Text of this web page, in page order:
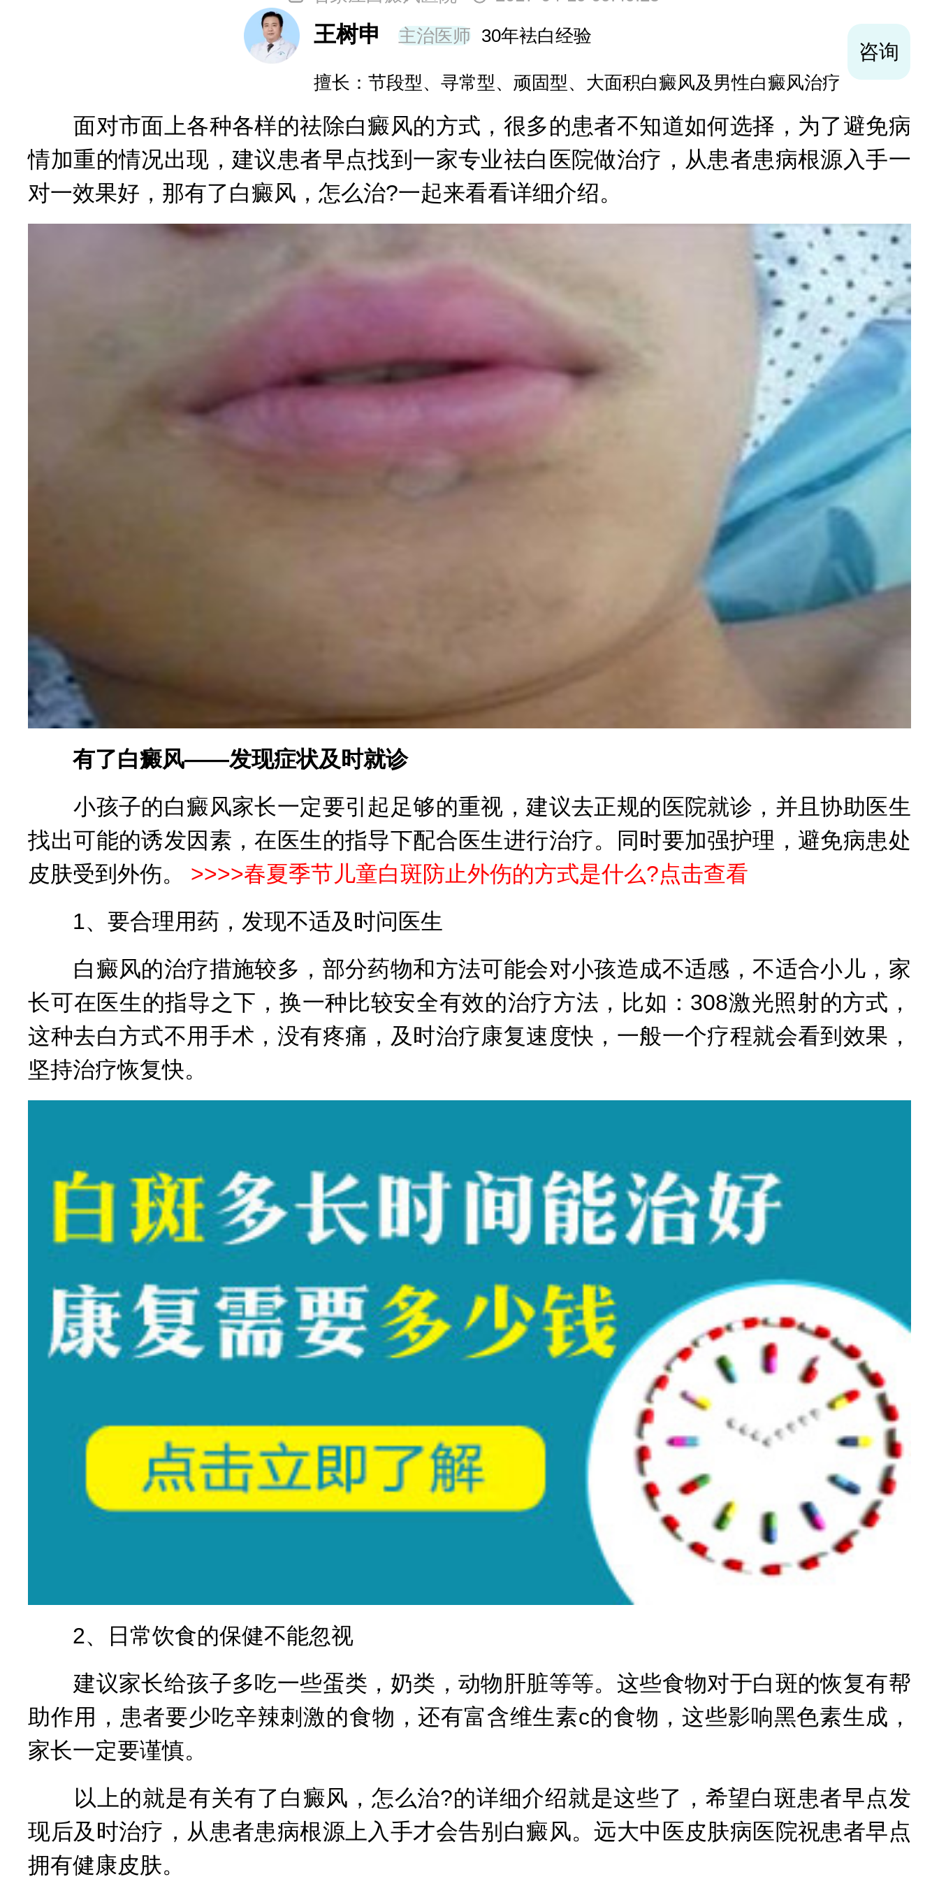
咨询
李洪燕 主任医师 30年袪白经验
中国中药信息学会人才信息分会理事，擅长儿童及面部白斑,复发
面对市面上各种各样的祛除白癜风的方式，很多的患者不知道如何选择，为了避免病
情加重的情况出现，建议患者早点找到一家专业祛白医院做治疗，从患者患病根源入手一
对一效果好，那有了白癜风，怎么治?一起来看看详细介绍。
有了白癜风——发现症状及时就诊
小孩子的白癜风家长一定要引起足够的重视，建议去正规的医院就诊，并且协助医生
找出可能的诱发因素，在医生的指导下配合医生进行治疗。同时要加强护理，避免病患处
皮肤受到外伤。 >>>>春夏季节儿童白斑防止外伤的方式是什么?点击查看
1、要合理用药，发现不适及时问医生
白癜风的治疗措施较多，部分药物和方法可能会对小孩造成不适感，不适合小儿，家
长可在医生的指导之下，换一种比较安全有效的治疗方法，比如：308激光照射的方式，
这种去白方式不用手术，没有疼痛，及时治疗康复速度快，一般一个疗程就会看到效果，
坚持治疗恢复快。
2、日常饮食的保健不能忽视
建议家长给孩子多吃一些蛋类，奶类，动物肝脏等等。这些食物对于白斑的恢复有帮
助作用，患者要少吃辛辣刺激的食物，还有富含维生素c的食物，这些影响黑色素生成，
家长一定要谨慎。
以上的就是有关有了白癜风，怎么治?的详细介绍就是这些了，希望白斑患者早点发
现后及时治疗，从患者患病根源上入手才会告别白癜风。远大中医皮肤病医院祝患者早点
拥有健康皮肤。